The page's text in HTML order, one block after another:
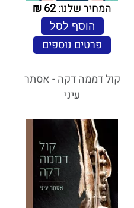
המחיר שלנו:62
₪
הוסף לסל
פרטים נוספים
קול דממה דקה - אסתר
עיני